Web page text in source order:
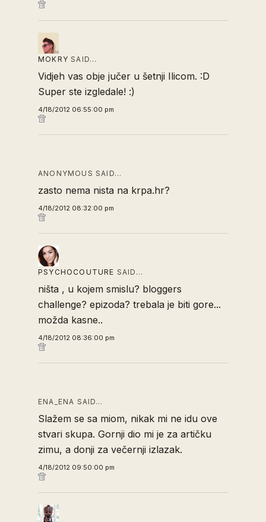
MOKRY SAID…
Vidjeh vas obje jučer u šetnji Ilicom. :D
Super ste izgledale! :)
4/18/2012 06:55:00 pm
ANONYMOUS SAID…
zasto nema nista na krpa.hr?
4/18/2012 08:32:00 pm
PSYCHOCOUTURE SAID…
ništa , u kojem smislu? bloggers
challenge? epizoda? trebala je biti gore...
možda kasne..
4/18/2012 08:36:00 pm
ENA_ENA SAID…
Slažem se sa miom, nikak mi ne idu ove
stvari skupa. Gornji dio mi je za artičku
zimu, a donji za večernji izlazak.
4/18/2012 09:50:00 pm